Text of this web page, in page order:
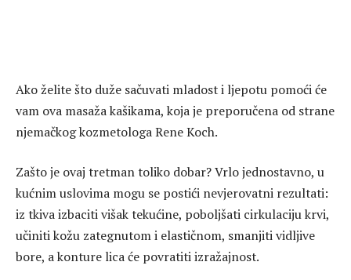
Ako želite što duže sačuvati mladost i ljepotu pomoći će
vam ova masaža kašikama, koja je preporučena od strane
njemačkog kozmetologa Rene Koch.
Zašto je ovaj tretman toliko dobar? Vrlo jednostavno, u
kućnim uslovima mogu se postići nevjerovatni rezultati:
iz tkiva izbaciti višak tekućine, poboljšati cirkulaciju krvi,
učiniti kožu zategnutom i elastičnom, smanjiti vidljive
bore, a konture lica će povratiti izražajnost.